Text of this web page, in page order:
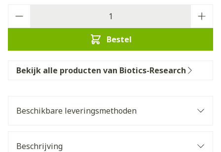
Bestel
Bekijk alle producten van Biotics-Research
Beschikbare leveringsmethoden
Beschrijving